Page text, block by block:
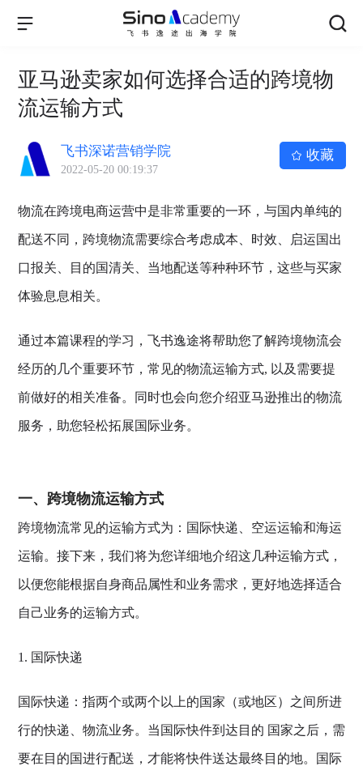
亚马逊卖家如何选择合适的跨境物
流运输方式
飞书深诺营销学院
2022-05-20 00:19:37
收藏
物流在跨境电商运营中是非常重要的一环，与国内单纯的
配送不同，跨境物流需要综合考虑成本、时效、启运国出
口报关、目的国清关、当地配送等种种环节，这些与买家
体验息息相关。
通过本篇课程的学习，飞书逸途将帮助您了解跨境物流会
经历的几个重要环节，常见的物流运输方式, 以及需要提
前做好的相关准备。同时也会向您介绍亚马逊推出的物流
服务，助您轻松拓展国际业务。
一、跨境物流运输方式
跨境物流常见的运输方式为：国际快递、空运运输和海运
运输。接下来，我们将为您详细地介绍这几种运输方式，
以便您能根据自身商品属性和业务需求，更好地选择适合
自己业务的运输方式。
1. 国际快递
国际快递：指两个或两个以上的国家（或地区）之间所进
行的快递、物流业务。当国际快件到达目的 国家之后，需
要在目的国进行配送，才能将快件送达最终目的地。国际